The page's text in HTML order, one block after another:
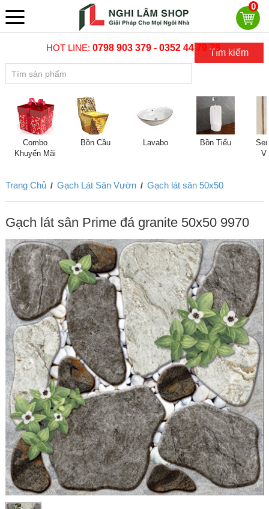
0
HOT LINE:0798 903 379 - 0352 44 79 78Tìm kiếm
Combo
Khuyến Mãi
Bồn Cầu Lavabo Bồn Tiểu
Trang Chủ / Gạch Lát Sân Vườn / Gạch lát sân 50x50
Gạch lát sân Prime đá granite 50x50 9970